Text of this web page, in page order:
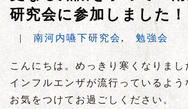
研究会に参加しました！
南河内嚥下研究会, 勉強会
こんにちは。めっきり寒くなりまし
インフルエンザが流行っているよう
お気をつけてお過ごしください。